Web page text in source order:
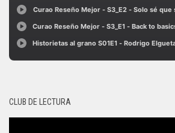
CLUB DE LECTURA